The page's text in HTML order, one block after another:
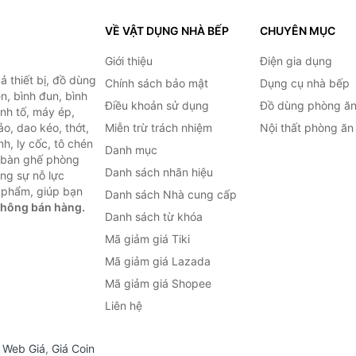
thiết bị, đồ dùng
bình đun, bình
tố, máy ép,
dao kéo, thớt,
ly cốc, tô chén
ghế phòng
sự nỗ lực
giúp bạn
bán hàng.
VỀ VẬT DỤNG NHÀ BẾP
Giới thiệu
Chính sách bảo mật
Điều khoản sử dụng
Miễn trừ trách nhiệm
Danh mục
Danh sách nhãn hiệu
Danh sách Nhà cung cấp
Danh sách từ khóa
Mã giảm giá Tiki
Mã giảm giá Lazada
Mã giảm giá Shopee
Liên hệ
CHUYÊN MỤC
Điện gia dụng
Dụng cụ nhà bếp
Đồ dùng phòng ăn
Nội thất phòng ăn
Web Giá, Giá Coin